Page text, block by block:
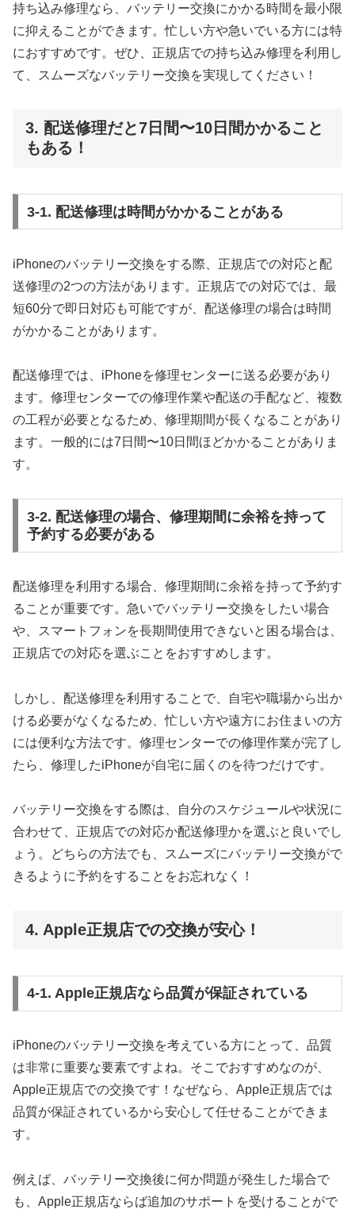
持ち込み修理なら、バッテリー交換にかかる時間を最小限
に抑えることができます。忙しい方や急いでいる方には特
におすすめです。ぜひ、正規店での持ち込み修理を利用し
て、スムーズなバッテリー交換を実現してください！
3. 配送修理だと7日間〜10日間かかること
もある！
3-1. 配送修理は時間がかかることがある
iPhoneのバッテリー交換をする際、正規店での対応と配
送修理の2つの方法があります。正規店での対応では、最
短60分で即日対応も可能ですが、配送修理の場合は時間
がかかることがあります。
配送修理では、iPhoneを修理センターに送る必要があり
ます。修理センターでの修理作業や配送の手配など、複数
の工程が必要となるため、修理期間が長くなることがあり
ます。一般的には7日間〜10日間ほどかかることがありま
す。
3-2. 配送修理の場合、修理期間に余裕を持って
予約する必要がある
配送修理を利用する場合、修理期間に余裕を持って予約す
ることが重要です。急いでバッテリー交換をしたい場合
や、スマートフォンを長期間使用できないと困る場合は、
正規店での対応を選ぶことをおすすめします。
しかし、配送修理を利用することで、自宅や職場から出か
ける必要がなくなるため、忙しい方や遠方にお住まいの方
には便利な方法です。修理センターでの修理作業が完了し
たら、修理したiPhoneが自宅に届くのを待つだけです。
バッテリー交換をする際は、自分のスケジュールや状況に
合わせて、正規店での対応か配送修理かを選ぶと良いでし
ょう。どちらの方法でも、スムーズにバッテリー交換がで
きるように予約をすることをお忘れなく！
4. Apple正規店での交換が安心！
4-1. Apple正規店なら品質が保証されている
iPhoneのバッテリー交換を考えている方にとって、品質
は非常に重要な要素ですよね。そこでおすすめなのが、
Apple正規店での交換です！なぜなら、Apple正規店では
品質が保証されているから安心して任せることができま
す。
例えば、バッテリー交換後に何か問題が発生した場合で
も、Apple正規店ならば追加のサポートを受けることがで